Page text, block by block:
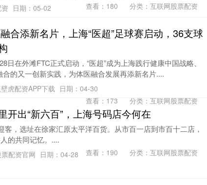
日期：05-02 查看： 180 分类： 互联网股票配资
合添新名片，上海“医超”足球赛启动，36支球
日在外滩FTC正式启动，“医超”成为上海践行健康中国战略、
的又一创新实践，为体医融合发展再添新名片....
虎配资APP下载 日期：04-30
查看： 173 分类： 互联网股票配资
开出“新六百”，上海号码店今何在
客，选址在徐家汇原太平洋百货。从市百一店到市百十二店，
的共同记忆。....
配资官网 日期：04-28 查看： 190 分类： 互联网股票配资